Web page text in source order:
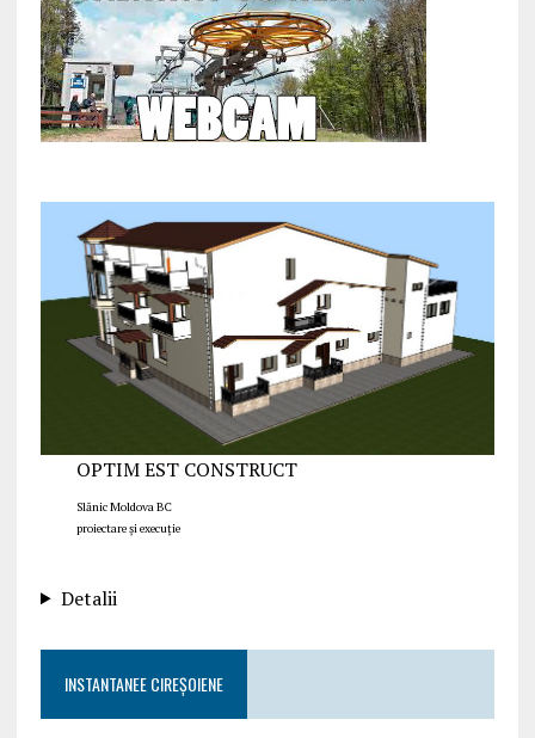
OPTIM EST CONSTRUCT
Slănic Moldova BC
proiectare și execuție
Detalii
INSTANTANEE CIREȘOIENE